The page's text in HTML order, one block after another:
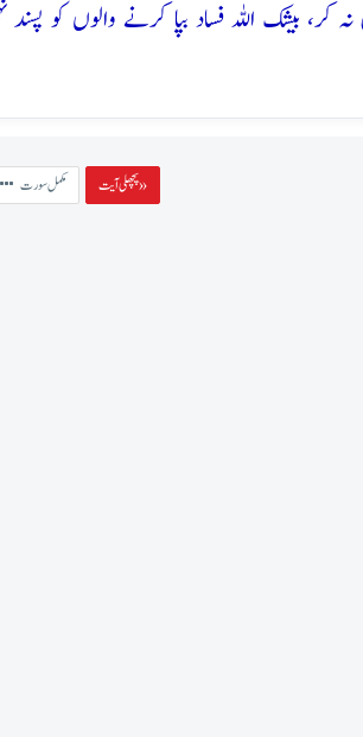
کر، بیشک اللہ فساد بپا کرنے والوں کو پسند
پچھلی آیت » مکمل سورت